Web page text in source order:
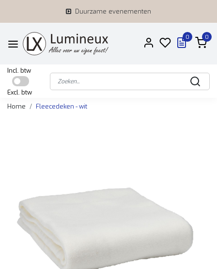
Duurzame evenementen
0 0
Incl. btw
Excl. btw
Home
Fleecedeken - wit